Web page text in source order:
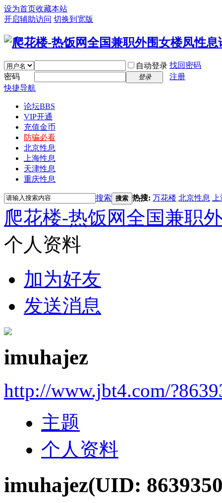
设为首页收藏本站
开启辅助访问 切换到宽版
自动登录 找回密码
密码
登录
注册
快捷导航
论坛BBS
VIP开通
充值金币
防骗必看
北京性息
上海性息
天津性息
重庆性息
搜索 搜索 热搜: 万花楼 北京性息
爬花楼-热饭网全国兼职
个人资料
加为好友
发送消息
imuhajez
http://www.jbt4.com/
主题
个人资料
imuhajez(UID: